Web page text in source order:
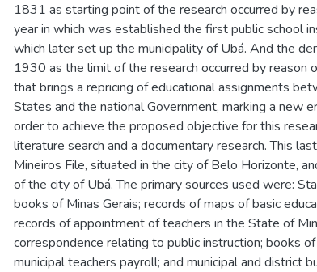
1831 as starting point of the research occurred by
year in which was established the first public school
which later set up the municipality of Ubá. And the
1930 as the limit of the research occurred by reason
that brings a repricing of educational assignments
States and the national Government, marking a new
order to achieve the proposed objective for this
literature search and a documentary research. This
Mineiros File, situated in the city of Belo Horizonte,
of the city of Ubá. The primary sources used were:
books of Minas Gerais; records of maps of basic
records of appointment of teachers in the State of
correspondence relating to public instruction; books
municipal teachers payroll; and municipal and district